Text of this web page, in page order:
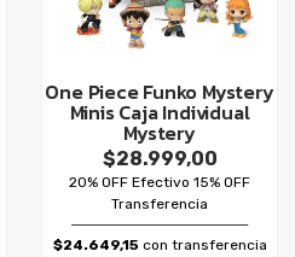
One Piece Funko Mystery
Minis Caja Individual
Mystery
$28.999,00
20% OFF Efectivo 15% OFF
Transferencia
$24.649,15 con transferencia